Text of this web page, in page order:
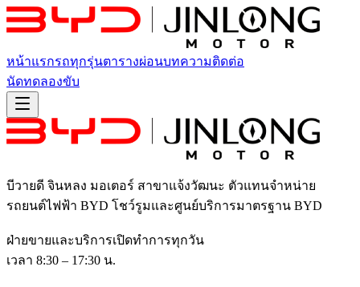
หน้าแรกรถทุกรุ่นตารางผ่อนบทความติดต่อ
นัดทดลองขับ
บีวายดี จินหลง มอเตอร์ สาขาแจ้งวัฒนะ ตัวแทนจำหน่าย
รถยนต์ไฟฟ้า BYD โชว์รูมและศูนย์บริการมาตรฐาน BYD
ฝ่ายขายและบริการเปิดทำการทุกวัน
เวลา 8:30 – 17:30 น.